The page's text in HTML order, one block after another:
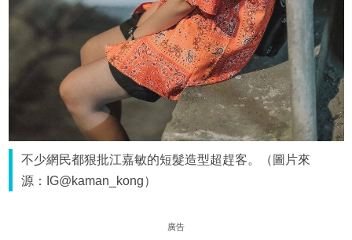
不少網民都狠批江嘉敏的短髮造型超趕客。（圖片來
源：IG@kaman_kong）
廣告